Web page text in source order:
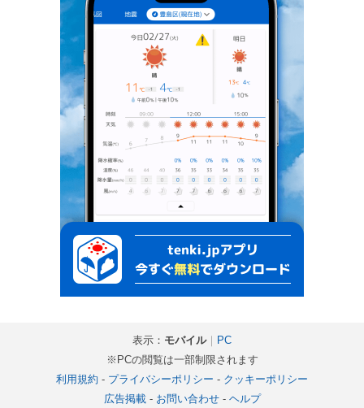
表示： モバイル｜ PC
※PCの閲覧は一部制限されます
利用規約 - プライバシーポリシー - クッキーポリシー
広告掲載- お問い合わせ- ヘルプ